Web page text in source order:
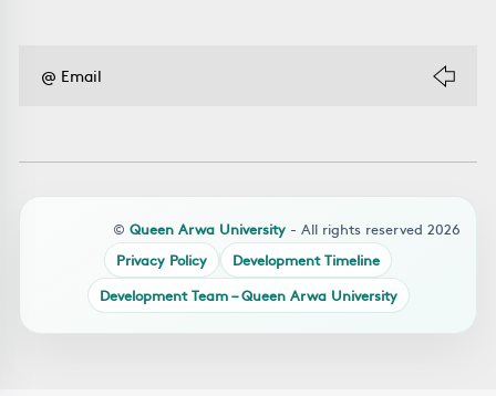
© Queen Arwa University - All rights reserved 2026
Privacy Policy
Development Timeline
Development Team – Queen Arwa University